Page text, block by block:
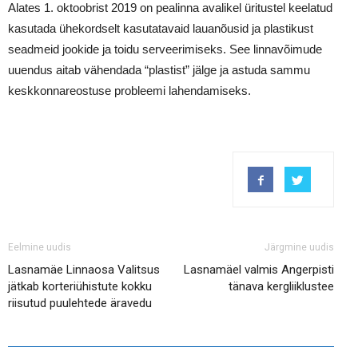
Alates 1. oktoobrist 2019 on pealinna avalikel üritustel keelatud
kasutada ühekordselt kasutatavaid lauanõusid ja plastikust
seadmeid jookide ja toidu serveerimiseks. See linnavõimude
uuendus aitab vähendada “plastist” jälge ja astuda sammu
keskkonnareostuse probleemi lahendamiseks.
Eelmine uudis
Lasnamäe Linnaosa Valitsus
jätkab korteriühistute kokku
riisutud puulehtede äravedu
Järgmine uudis
Lasnamäel valmis Angerpisti
tänava kergliiklustee